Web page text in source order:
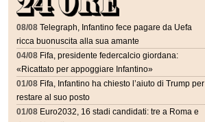
08/08 Telegraph, Infantino fece pagare da Uefa
ricca buonuscita alla sua amante
04/08 Fifa, presidente federcalcio giordana:
«Ricattato per appoggiare Infantino»
01/08 Fifa, Infantino ha chiesto l’aiuto di Trump per
restare al suo posto
01/08 Euro2032, 16 stadi candidati: tre a Roma e